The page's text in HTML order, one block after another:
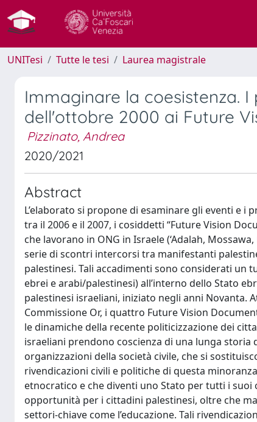
UNITesi Tutte le tesi Laurea magistrale
Immaginare la coesistenza. I
dell'ottobre 2000 ai Future
Pizzinato, Andrea
2020/2021
Abstract
L’elaborato si propone di esaminare gli eventi e i
tra il 2006 e il 2007, i cosiddetti “Future Vision
che lavorano in ONG in Israele (‘Adalah,
serie di scontri intercorsi tra manifestanti
palestinesi. Tali accadimenti sono considerati
ebrei e arabi/palestinesi) all’interno dello Stato
palestinesi israeliani, iniziato negli anni Novanta.
Commissione Or, i quattro Future Vision
le dinamiche della recente politicizzazione dei
israeliani prendono coscienza di una lunga
organizzazioni della società civile, che si
rivendicazioni civili e politiche di questa
etnocratico e che diventi uno Stato per tutti i suoi
opportunità per i cittadini palestinesi, oltre che
settori-chiave come l’educazione. Tali